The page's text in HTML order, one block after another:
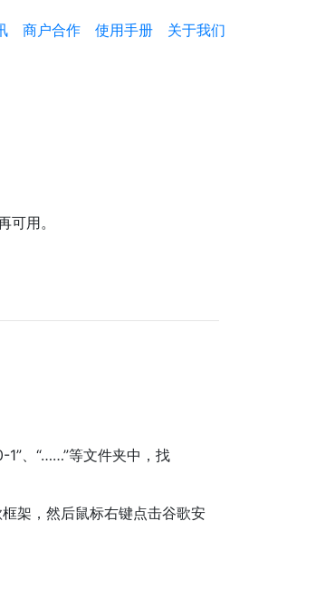
商户合作 使用手册 关于我们
用。
、“……”等文件夹中，找
架，然后鼠标右键点击谷歌安